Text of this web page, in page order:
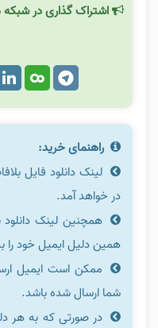
اشتراک گذاری در
راهنمای خرید:
لینک دانلود فایل
در خواهد آمد.
همچنین لینک
همین دلیل ایمیل خود را
شما ارسال شده باشد.
در صورتی که به هر